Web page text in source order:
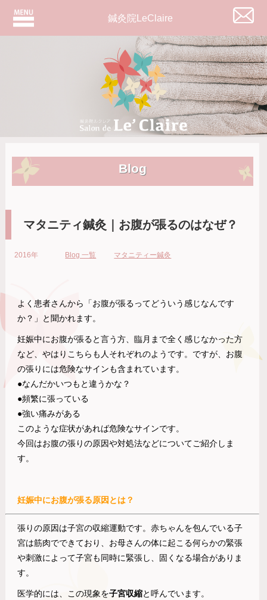
鍼灸院LeClaire
Blog
マタニティ鍼灸｜お腹が張るのはなぜ？
2016年 Blog 一覧 マタニティー鍼灸
よく患者さんから「お腹が張るってどういう感じなんです
か？」と聞かれます。
妊娠中にお腹が張ると言う方、臨月まで全く感じなかった方
など、やはりこちらも人それぞれのようです。ですが、お腹
の張りには危険なサインも含まれています。
●なんだかいつもと違うかな？
●頻繁に張っている
●強い痛みがある
このような症状があれば危険なサインです。
今回はお腹の張りの原因や対処法などについてご紹介しま
す。
妊娠中にお腹が張る原因とは？
張りの原因は子宮の収縮運動です。赤ちゃんを包んでいる子
宮は筋肉でできており、お母さんの体に起こる何らかの緊張
や刺激によって子宮も同時に緊張し、固くなる場合がありま
す。
医学的には、この現象を子宮収縮と呼んでいます。